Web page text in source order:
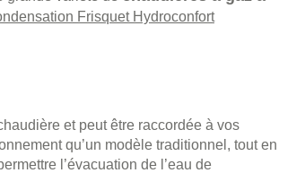
Frisquet Hydroconfort
et peut être raccordée à vos
qu’un modèle traditionnel, tout en
l’évacuation de l’eau de